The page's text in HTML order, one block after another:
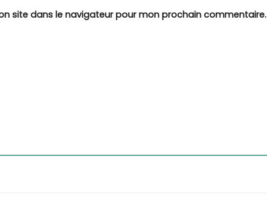
site dans le navigateur pour mon prochain commentaire.